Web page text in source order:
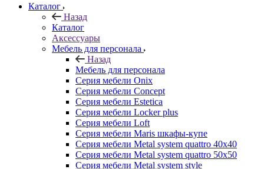
Каталог
Назад
Каталог
Аксессуары
Мебель для персонала
Назад
Мебель для персонала
Серия мебели Onix
Серия мебели Concept
Серия мебели Estetica
Серия мебели Locker plus
Серия мебели Loft
Серия мебели Maris шкафы-купе
Серия мебели Metal system quattro 40x40
Серия мебели Metal system quattro 50x50
Серия мебели Metal system style